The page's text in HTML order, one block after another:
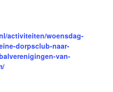
activiteiten/woensdag-
dorpsclub-naar-
van-